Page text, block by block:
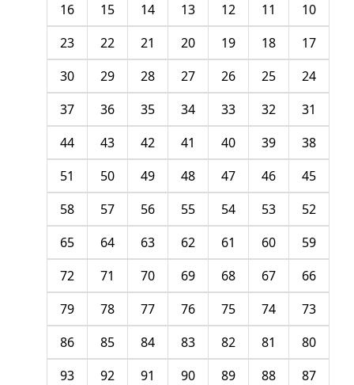
10
11
12
13
14
15
16
17
18
19
20
21
22
23
24
25
26
27
28
29
30
31
32
33
34
35
36
37
38
39
40
41
42
43
44
45
46
47
48
49
50
51
52
53
54
55
56
57
58
59
60
61
62
63
64
65
66
67
68
69
70
71
72
73
74
75
76
77
78
79
80
81
82
83
84
85
86
87
88
89
90
91
92
93